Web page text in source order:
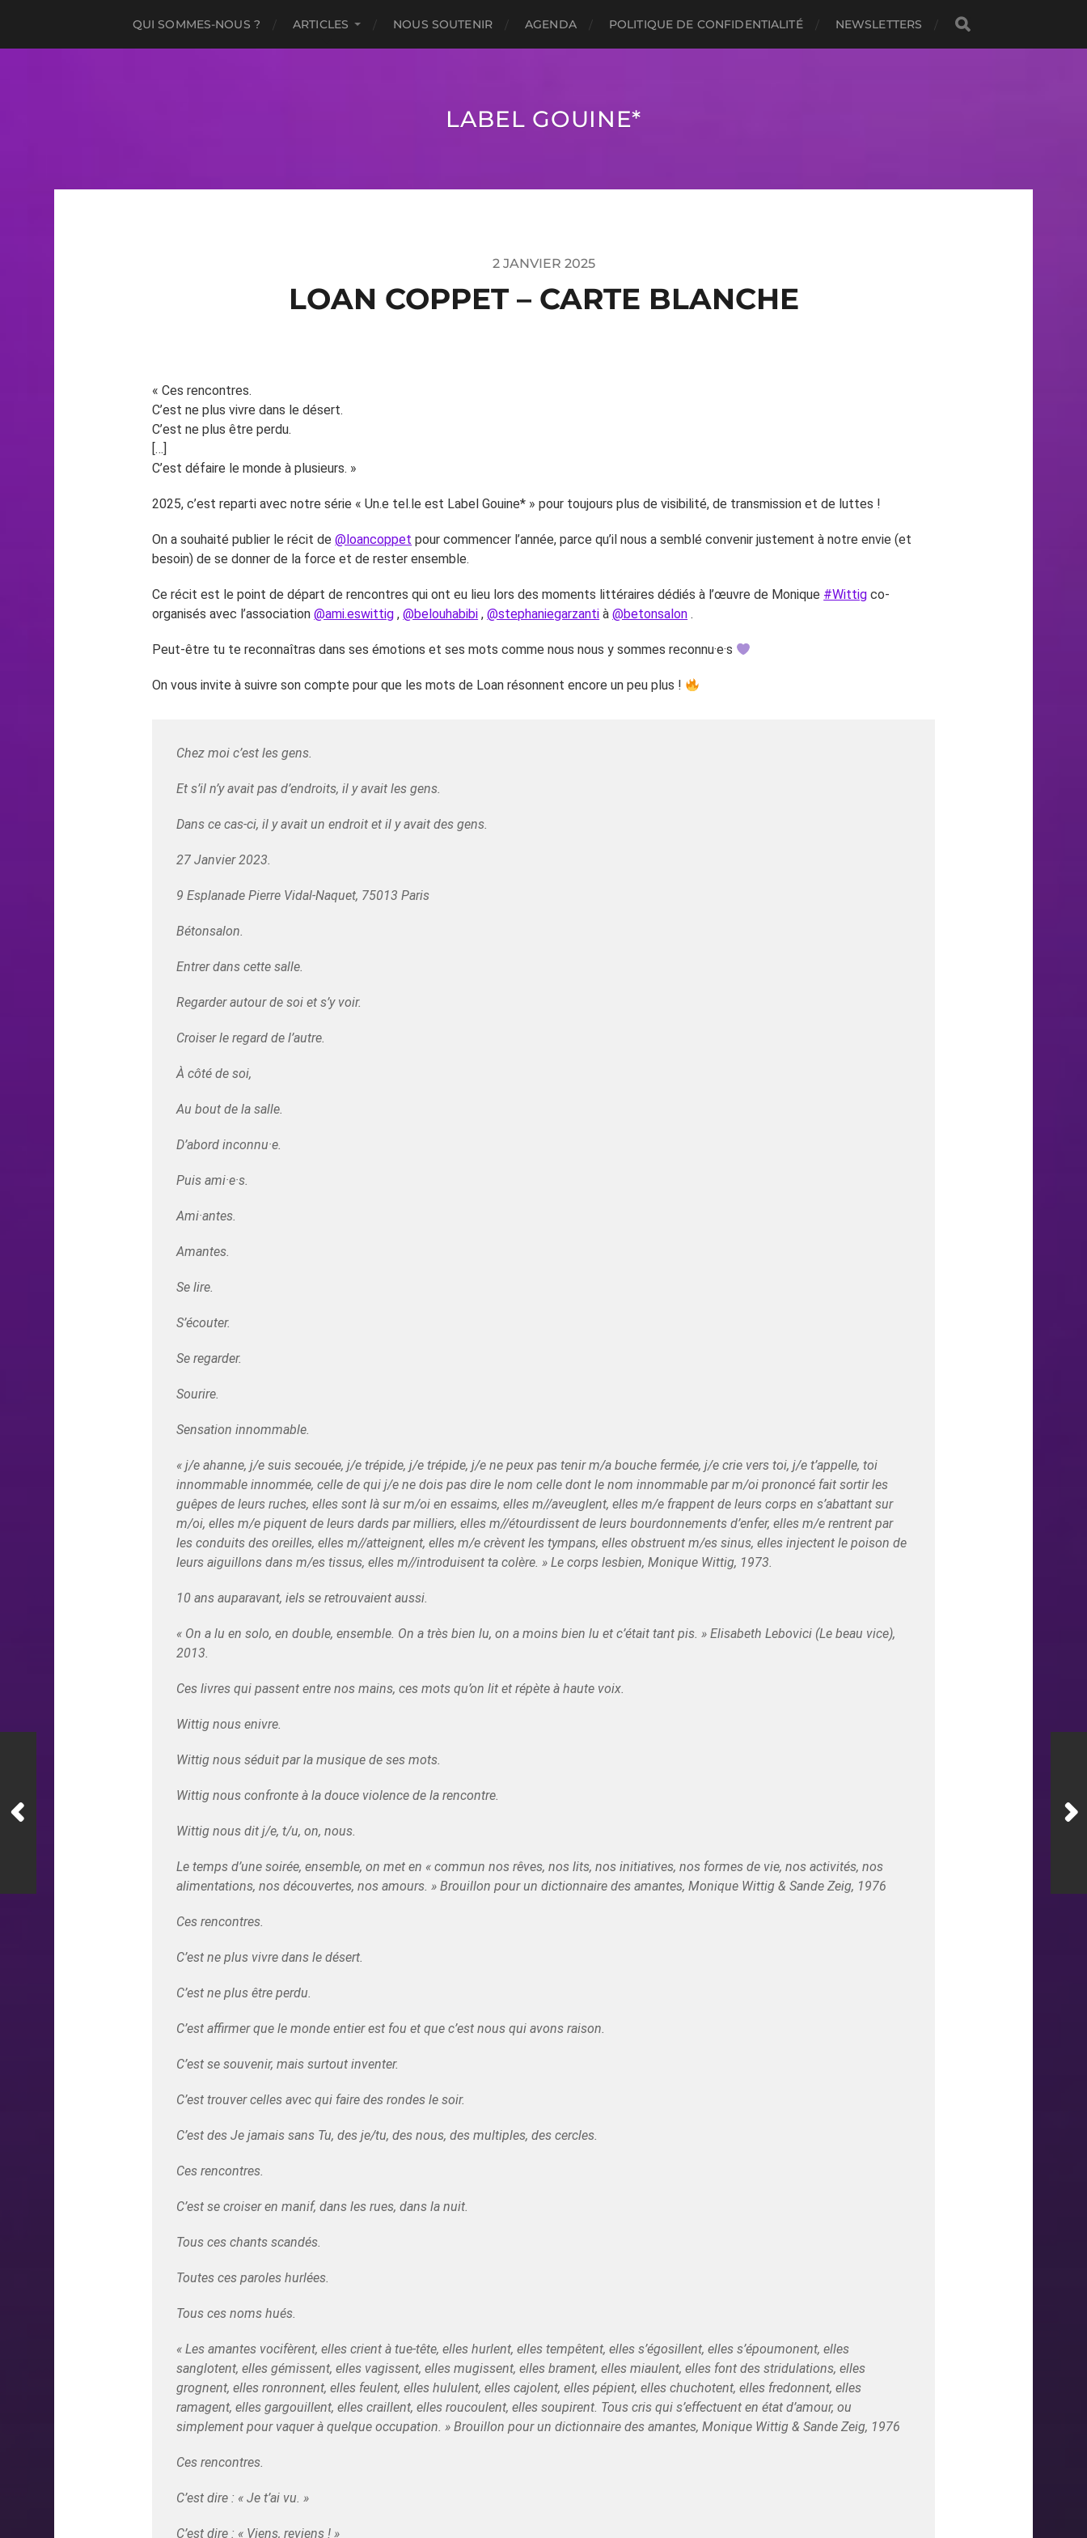
QUI SOMMES-NOUS ? ARTICLES NOUS SOUTENIR AGENDA POLITIQUE DE CONFIDENTIALITÉ NEWSLETTERS
LABEL GOUINE*
2 JANVIER 2025
LOAN COPPET – CARTE BLANCHE
« Ces rencontres.
C’est ne plus vivre dans le désert.
C’est ne plus être perdu.
[…]
C’est défaire le monde à plusieurs. »
2025, c’est reparti avec notre série « Un.e tel.le est Label Gouine* » pour toujours plus de visibilité, de transmission et de luttes !
On a souhaité publier le récit de@loancoppet pour commencer l’année, parce qu’il nous a semblé convenir justement à notre envie (et
besoin) de se donner de la force et de rester ensemble.
Ce récit est le point de départ de rencontres qui ont eu lieu lors des moments littéraires dédiés à l’œuvre de Monique #Wittig co-
organisés avec l’association@ami.eswittig ,@belouhabibi ,@stephaniegarzanti à@betonsalon .
Peut-être tu te reconnaîtras dans ses émotions et ses mots comme nous nous y sommes reconnu·e·s
On vous invite à suivre son compte pour que les mots de Loan résonnent encore un peu plus !
Chez moi c’est les gens.
Et s’il n’y avait pas d’endroits, il y avait les gens.
Dans ce cas-ci, il y avait un endroit et il y avait des gens.
27 Janvier 2023.
9 Esplanade Pierre Vidal-Naquet, 75013 Paris
Bétonsalon.
Entrer dans cette salle.
Regarder autour de soi et s’y voir.
Croiser le regard de l’autre.
À côté de soi,
Au bout de la salle.
D’abord inconnu·e.
Puis ami·e·s.
Ami·antes.
Amantes.
Se lire.
S’écouter.
Se regarder.
Sourire.
Sensation innommable.
« j/e ahanne, j/e suis secouée, j/e trépide, j/e trépide, j/e ne peux pas tenir m/a bouche fermée, j/e crie vers toi, j/e t’appelle, toi
innommable innommée, celle de qui j/e ne dois pas dire le nom celle dont le nom innommable par m/oi prononcé fait sortir les
guêpes de leurs ruches, elles sont là sur m/oi en essaims, elles m//aveuglent, elles m/e frappent de leurs corps en s’abattant sur
m/oi, elles m/e piquent de leurs dards par milliers, elles m//étourdissent de leurs bourdonnements d’enfer, elles m/e rentrent par
les conduits des oreilles, elles m//atteignent, elles m/e crèvent les tympans, elles obstruent m/es sinus, elles injectent le poison de
leurs aiguillons dans m/es tissus, elles m//introduisent ta colère. » Le corps lesbien, Monique Wittig, 1973.
10 ans auparavant, iels se retrouvaient aussi.
« On a lu en solo, en double, ensemble. On a très bien lu, on a moins bien lu et c’était tant pis. » Elisabeth Lebovici (Le beau vice),
2013.
Ces livres qui passent entre nos mains, ces mots qu’on lit et répète à haute voix.
Wittig nous enivre.
Wittig nous séduit par la musique de ses mots.
Wittig nous confronte à la douce violence de la rencontre.
Wittig nous dit j/e, t/u, on, nous.
Le temps d’une soirée, ensemble, on met en « commun nos rêves, nos lits, nos initiatives, nos formes de vie, nos activités, nos
alimentations, nos découvertes, nos amours. »Brouillon pour un dictionnaire des amantes, Monique Wittig & Sande Zeig, 1976
Ces rencontres.
C’est ne plus vivre dans le désert.
C’est ne plus être perdu.
C’est affirmer que le monde entier est fou et que c’est nous qui avons raison.
C’est se souvenir, mais surtout inventer.
C’est trouver celles avec qui faire des rondes le soir.
C’est des Je jamais sans Tu, des je/tu, des nous, des multiples, des cercles.
Ces rencontres.
C’est se croiser en manif, dans les rues, dans la nuit.
Tous ces chants scandés.
Toutes ces paroles hurlées.
Tous ces noms hués.
« Les amantes vocifèrent, elles crient à tue-tête, elles hurlent, elles tempêtent, elles s’égosillent, elles s’époumonent, elles
sanglotent, elles gémissent, elles vagissent, elles mugissent, elles brament, elles miaulent, elles font des stridulations, elles
grognent, elles ronronnent, elles feulent, elles hululent, elles cajolent, elles pépient, elles chuchotent, elles fredonnent, elles
ramagent, elles gargouillent, elles craillent, elles roucoulent, elles soupirent. Tous cris qui s’effectuent en état d’amour, ou
simplement pour vaquer à quelque occupation. » Brouillon pour un dictionnaire des amantes, Monique Wittig & Sande Zeig, 1976
Ces rencontres.
C’est dire : « Je t’ai vu. »
C’est dire : « Viens, reviens ! »